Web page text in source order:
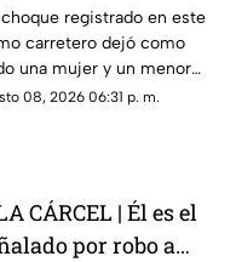
una mujer y un
mu3rtos en San
del Río
registrado en este
carretero dejó como
una mujer y un menor
además de una
08, 2026 06:31 p. m.
CÁRCEL | Él es el
por robo a